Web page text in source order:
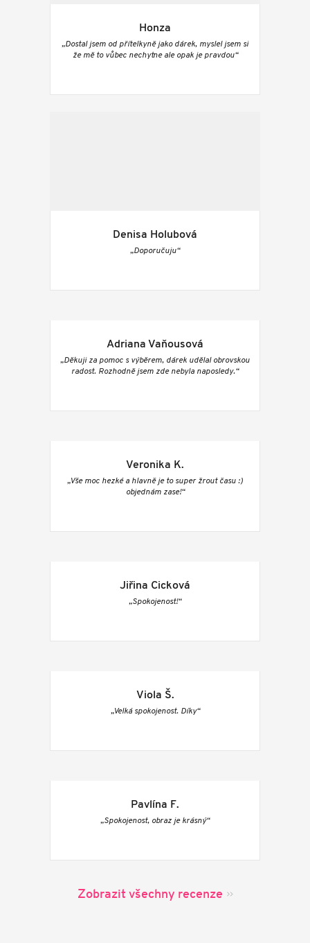
Honza
„Dostal jsem od přítelkyně jako dárek, myslel jsem si
že mě to vůbec nechytne ale opak je pravdou“
Denisa Holubová
„Doporučuju“
Adriana Vaňousová
„Děkuji za pomoc s výběrem, dárek udělal obrovskou
radost. Rozhodně jsem zde nebyla naposledy.“
Veronika K.
„Vše moc hezké a hlavně je to super žrout času :)
objednám zase!“
Jiřina Cicková
„Spokojenost!“
Viola Š.
„Velká spokojenost. Díky“
Pavlína F.
„Spokojenost, obraz je krásný“
Zobrazit všechny recenze